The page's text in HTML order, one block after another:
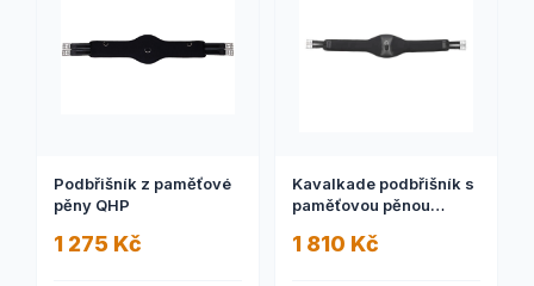
Podbřišník z paměťové
pěny QHP
1 275 Kč
Kavalkade podbřišník s
paměťovou pěnou
1 810 Kč